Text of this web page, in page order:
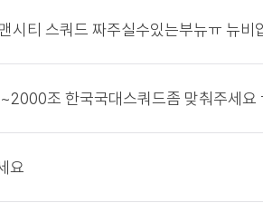
시티 스쿼드 짜주실수있는부뉴ㅠ 뉴비
조 한국국대스쿼드좀 맞춰주세요
요